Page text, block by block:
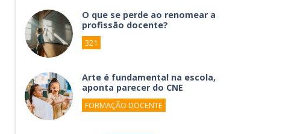
O que se perde ao renomear a
profissão docente?
321
Arte é fundamental na escola,
aponta parecer do CNE
FORMAÇÃO DOCENTE